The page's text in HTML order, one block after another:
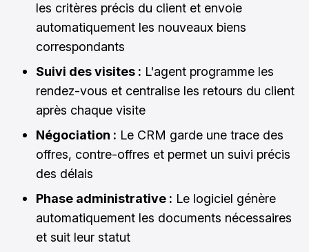
les critères précis du client et envoie
automatiquement les nouveaux biens
correspondants
Suivi des visites : L'agent programme les
rendez-vous et centralise les retours du client
après chaque visite
Négociation : Le CRM garde une trace des
offres, contre-offres et permet un suivi précis
des délais
Phase administrative : Le logiciel génère
automatiquement les documents nécessaires
et suit leur statut